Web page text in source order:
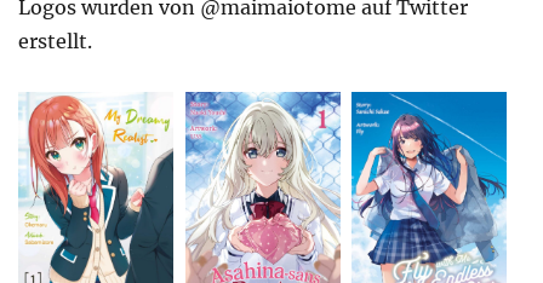
Logos wurden von @maimaiotome auf Twitter
erstellt.